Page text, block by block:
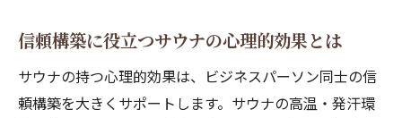
信頼構築に役立つサウナの心理的効果とは
サウナの持つ心理的効果は、ビジネスパーソン同士の信
頼構築を大きくサポートします。サウナの高温・発汗環